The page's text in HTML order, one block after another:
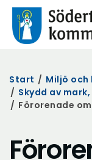
Start / Miljö och
/ Skydd av
/ Förorenade